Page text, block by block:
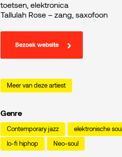
toetsen, elektronica
Tallulah Rose – zang, saxofoon
Bezoek website
Meer van deze artiest
Genre
Contemporary jazz elektronische soul
lo-fi hiphop Neo-soul